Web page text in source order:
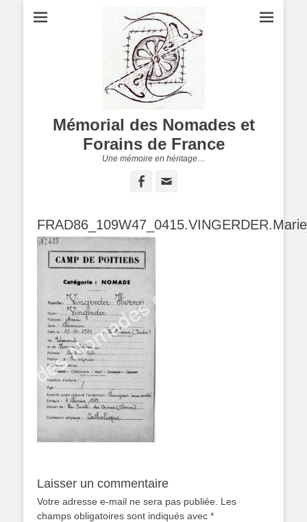
Mémorial des Nomades et
Forains de France
Une mémoire en héritage…
Facebook
Laisser un commentaire
Votre adresse e-mail ne sera pas publiée.
Les
champs obligatoires sont indiqués avec *